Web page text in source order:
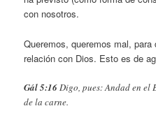
con nosotros.
Queremos, queremos mal,
relación con Dios. Esto es de
Gál 5:16Digo, pues: Andad en el
de la carne.